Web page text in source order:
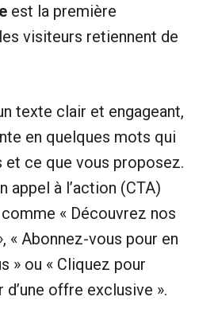
est la première
visiteurs retiennent de
texte clair et engageant,
en quelques mots qui
et ce que vous proposez.
appel à l’action (CTA)
« Découvrez nos
« Abonnez-vous pour en
» ou « Cliquez pour
d’une offre exclusive ».